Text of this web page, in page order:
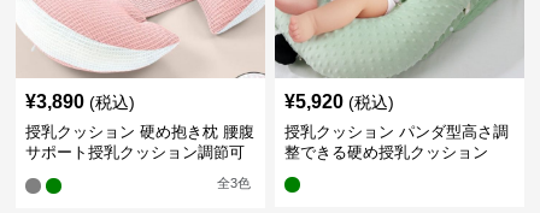
¥3,890 (税込)
授乳クッション 硬め抱き枕 腰腹
サポート授乳クッション調節可
全3色
¥5,920 (税込)
授乳クッション パンダ型高さ調
整できる硬め授乳クッション